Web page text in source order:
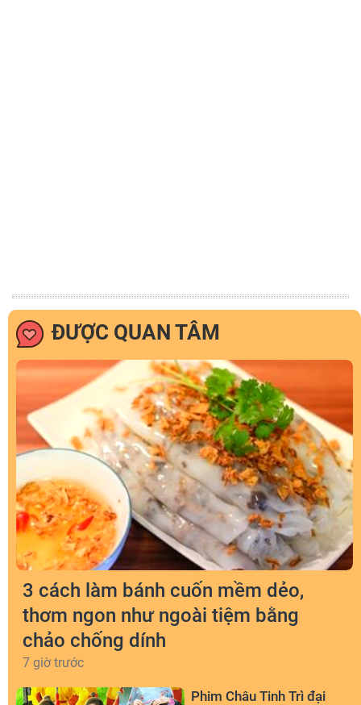
ĐƯỢC QUAN TÂM
3 cách làm bánh cuốn mềm dẻo,
thơm ngon như ngoài tiệm bằng
chảo chống dính
7 giờ trước
Phim Châu Tinh Trì đại